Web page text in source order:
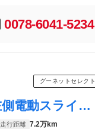
0078-6041-5234
グーネットセレクト
タント ワンダフルセレクション スマートキー 左側電動スライドドア ＣＤ 軽自動車 オートマ エアコン パワステ パワーウィンド 検査令和９年８月迄 走行距離７２４２６ｋｍ
走行距離 7.2万km